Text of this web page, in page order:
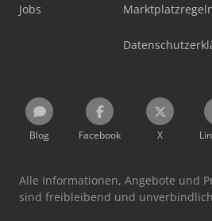
Jobs
Blog Facebook X
Alle Informationen, Angebote und
sind freibleibend und